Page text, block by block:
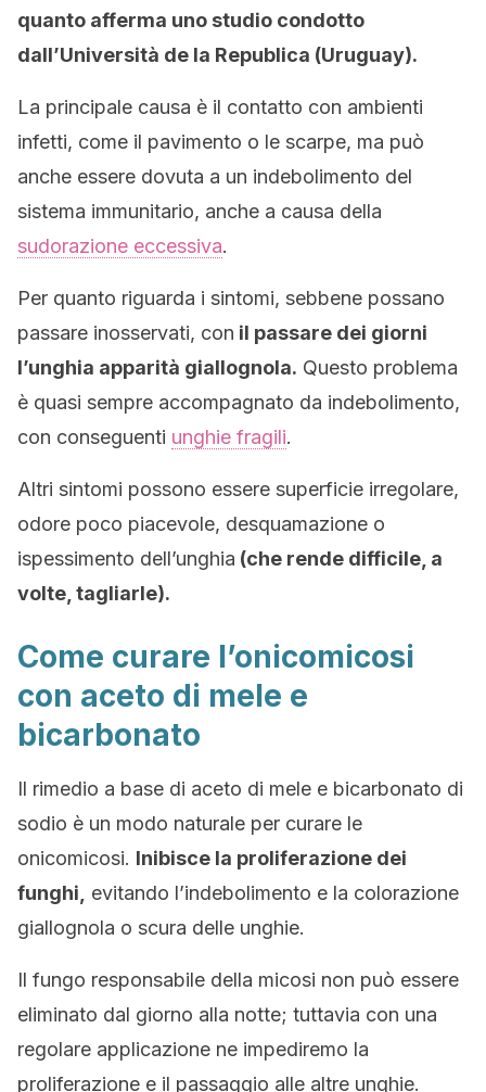
quanto afferma uno studio condotto
dall’Università de la Republica (Uruguay).
La principale causa è il contatto con ambienti
infetti, come il pavimento o le scarpe, ma può
anche essere dovuta a un indebolimento del
sistema immunitario, anche a causa della
sudorazione eccessiva.
Per quanto riguarda i sintomi, sebbene possano
passare inosservati, con il passare dei giorni
l’unghia apparità giallognola. Questo problema
è quasi sempre accompagnato da indebolimento,
con conseguenti unghie fragili.
Altri sintomi possono essere superficie irregolare,
odore poco piacevole, desquamazione o
ispessimento dell’unghia (che rende difficile, a
volte, tagliarle).
Come curare l’onicomicosi
con aceto di mele e
bicarbonato
Il rimedio a base di aceto di mele e bicarbonato di
sodio è un modo naturale per curare le
onicomicosi. Inibisce la proliferazione dei
funghi,
evitando l’indebolimento e la colorazione
giallognola o scura delle unghie.
Il fungo responsabile della micosi non può essere
eliminato dal giorno alla notte; tuttavia con una
regolare applicazione ne impediremo la
proliferazione e il passaggio alle altre unghie.